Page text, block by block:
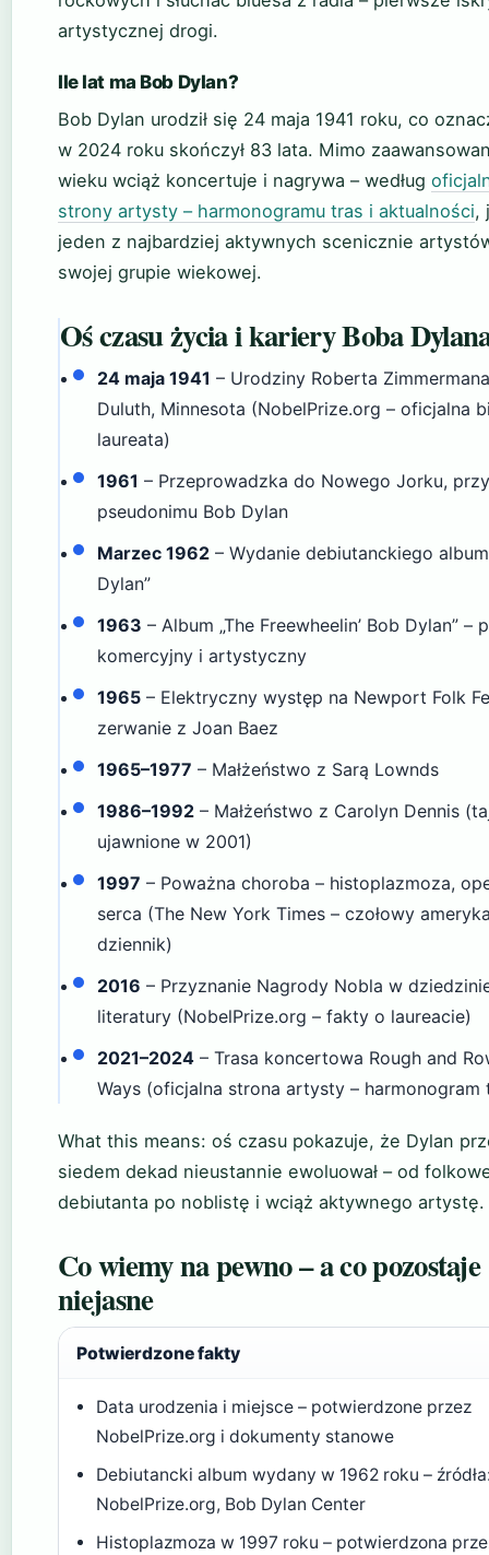
artystycznej drogi.
Ile lat ma Bob Dylan?
Bob Dylan urodził się 24 maja 1941 roku, co
w 2024 roku skończył 83 lata. Mimo
wieku wciąż koncertuje i nagrywa – według
strony artysty – harmonogramu tras i aktualności,
jeden z najbardziej aktywnych scenicznie
swojej grupie wiekowej.
Oś czasu życia i kariery Boba
24 maja 1941 – Urodziny Roberta
Duluth, Minnesota (NobelPrize.org – oficjalna
laureata)
1961 – Przeprowadzka do Nowego Jorku,
pseudonimu Bob Dylan
Marzec 1962– Wydanie debiutanckiego
Dylan”
1963 – Album „The Freewheelin’ Bob Dylan” –
komercyjny i artystyczny
1965– Elektryczny występ na Newport Folk
zerwanie z Joan Baez
1965–1977 – Małżeństwo z Sarą Lownds
1986–1992– Małżeństwo z Carolyn Dennis
ujawnione w 2001)
1997 – Poważna choroba – histoplazmoza,
serca (The New York Times – czołowy
dziennik)
2016 – Przyznanie Nagrody Nobla w
literatury (NobelPrize.org – fakty o laureacie)
2021–2024– Trasa koncertowa Rough and
Ways (oficjalna strona artysty – harmonogram
What this means: oś czasu pokazuje, że Dylan
siedem dekad nieustannie ewoluował – od
debiutanta po noblistę i wciąż aktywnego artystę.
Co wiemy na pewno – a co pozostaje
niejasne
Potwierdzone fakty
Data urodzenia i miejsce – potwierdzone przez
NobelPrize.org i dokumenty stanowe
Debiutancki album wydany w 1962 roku –
NobelPrize.org, Bob Dylan Center
Histoplazmoza w 1997 roku – potwierdzona